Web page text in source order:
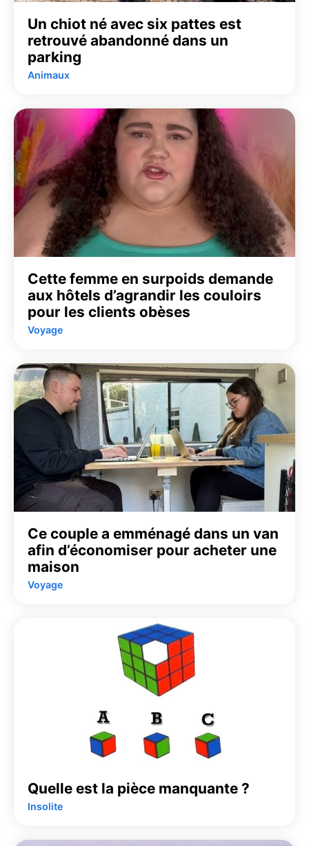
Un chiot né avec six pattes est
retrouvé abandonné dans un
parking
Animaux
Cette femme en surpoids demande
aux hôtels d’agrandir les couloirs
pour les clients obèses
Voyage
Ce couple a emménagé dans un van
afin d’économiser pour acheter une
maison
Voyage
Quelle est la pièce manquante ?
Insolite